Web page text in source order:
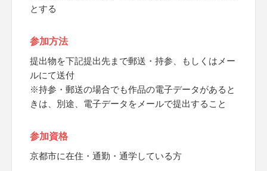
とする
参加方法
提出物を下記提出先まで郵送・持参、もしくはメー
ルにて送付
※持参・郵送の場合でも作品の電子データがあると
きは、別途、電子データをメールで提出すること
参加資格
京都市に在住・通勤・通学している方